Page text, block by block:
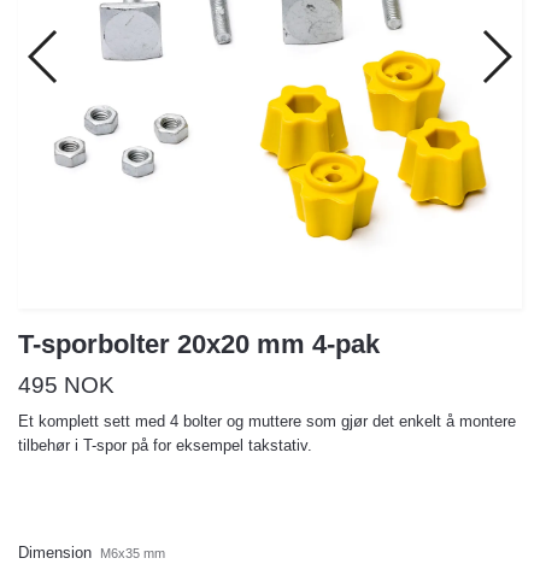
T-sporbolter 20x20 mm 4-pak
495 NOK
Et komplett sett med 4 bolter og muttere som gjør det enkelt å montere
tilbehør i T-spor på for eksempel takstativ.
Dimension M6x35 mm